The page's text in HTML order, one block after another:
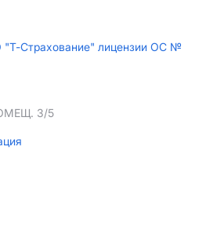
"Т-Страхование" лицензии ОС №
3/5